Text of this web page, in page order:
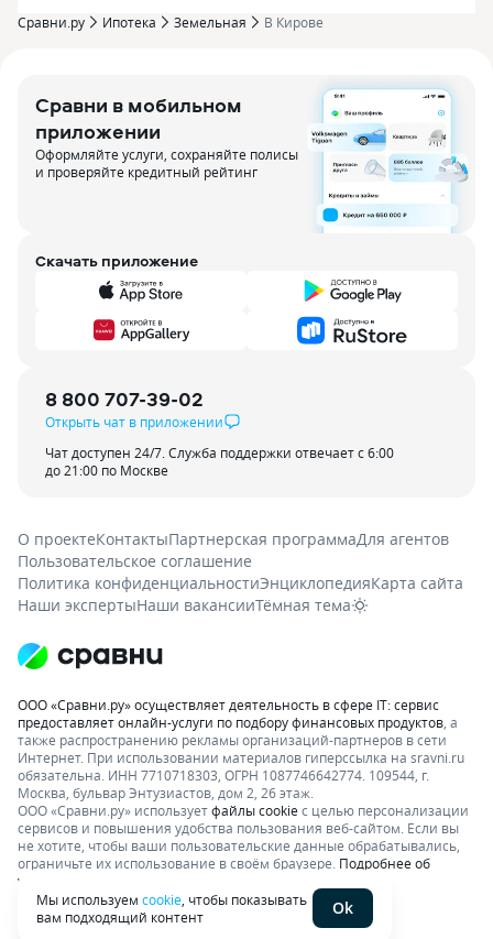
Сравни.ру Ипотека Земельная В Кирове
Сравни в мобильном
приложении
Оформляйте услуги, сохраняйте полисы
и проверяйте кредитный рейтинг
Скачать приложение
8 800 707-39-02
Открыть чат в приложении
Чат доступен 24/7. Служба поддержки отвечает с 6:00
до 21:00 по Москве
О проектеКонтактыПартнерская программаДля агентов
Пользовательское соглашение
Политика конфиденциальностиЭнциклопедияКарта сайта
Наши экспертыНаши вакансииТёмная тема
ООО «Сравни.ру» осуществляет деятельность в сфере IT: сервис
предоставляет онлайн-услуги по подбору финансовых продуктов , а
также распространению рекламы организаций-партнеров в сети
Интернет. При использовании материалов гиперссылка на sravni.ru
обязательна. ИНН 7710718303, ОГРН 1087746642774. 109544, г.
Москва, бульвар Энтузиастов, дом 2, 26 этаж.
ООО «Сравни.ру» используетфайлы cookieс целью персонализации
сервисов и повышения удобства пользования веб-сайтом. Если вы
не хотите, чтобы ваши пользовательские данные обрабатывались,
ограничьте их использование в своём браузере. Подробнее об
условиях.
Мы используем cookie , чтобы показывать
вам подходящий контент
Ok